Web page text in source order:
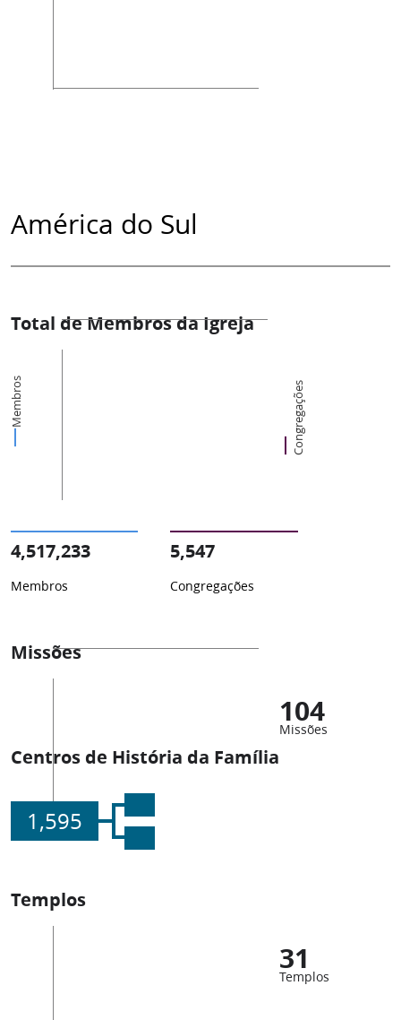
América do Sul
Total de Membros da Igreja
Membros Congregações
4,517,233
Membros
5,547
Congregações
Missões
104
Missões
Centros de História da Família
1,595
Templos
31
Templos